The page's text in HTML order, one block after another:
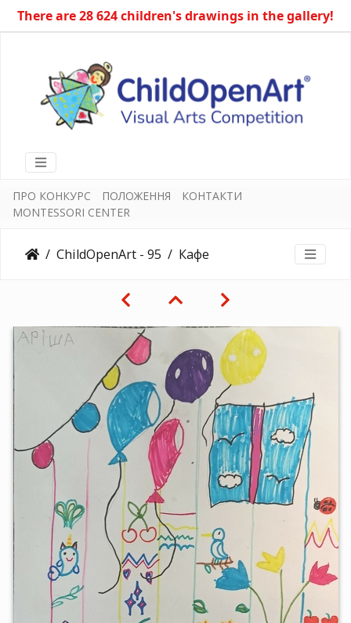
There are 28 624 children's drawings in the gallery!
ПРО КОНКУРС ПОЛОЖЕННЯ
КОНТАКТИ
MONTESSORI CENTER
ChildOpenArt - 95 Кафе